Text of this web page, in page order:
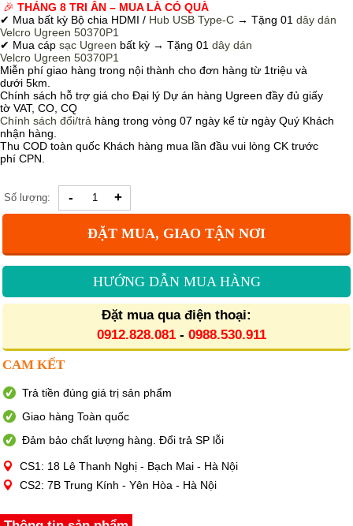
🎉 THÁNG 8 TRI ÂN – MUA LÀ CÓ QUÀ
✔ Mua bất kỳ Bộ chia HDMI / Hub USB Type-C → Tặng 01 dây dán
Velcro Ugreen 50370P1
✔ Mua cáp sạc Ugreen bất kỳ → Tặng 01 dây dán
Velcro Ugreen 50370P1
Miễn phí giao hàng trong nội thành cho đơn hàng từ 1triệu và
dưới 5km.
Chính sách hỗ trợ giá cho Đại lý Dự án hàng Ugreen đầy đủ giấy
tờ VAT, CO, CQ
Chính sách đổi/trả hàng trong vòng 07 ngày kể từ ngày Quý Khách
nhận hàng.
Thu COD toàn quốc Khách hàng mua lần đầu vui lòng CK trước
phí CPN.
Số lượng: - +
ĐẶT MUA, GIAO TẬN NƠI
HƯỚNG DẪN MUA HÀNG
Đặt mua qua điện thoại:
0912.828.081 - 0988.530.911
CAM KẾT
Trả tiền đúng giá trị sản phẩm
Giao hàng Toàn quốc
Đảm bảo chất lượng hàng. Đổi trả SP lỗi
CS1: 18 Lê Thanh Nghị - Bạch Mai - Hà Nội
CS2: 7B Trung Kính - Yên Hòa - Hà Nội